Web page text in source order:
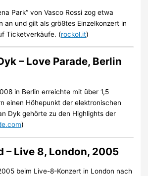
Park“ von Vasco Rossi zog etwa
an und gilt als größtes Einzelkonzert in
Ticketverkäufe. (rockol.it)
– Love Parade, Berlin
in Berlin erreichte mit über 1,5
einen Höhepunkt der elektronischen
Dyk gehörte zu den Highlights der
)
– Live 8, London, 2005
beim Live-8-Konzert in London nach